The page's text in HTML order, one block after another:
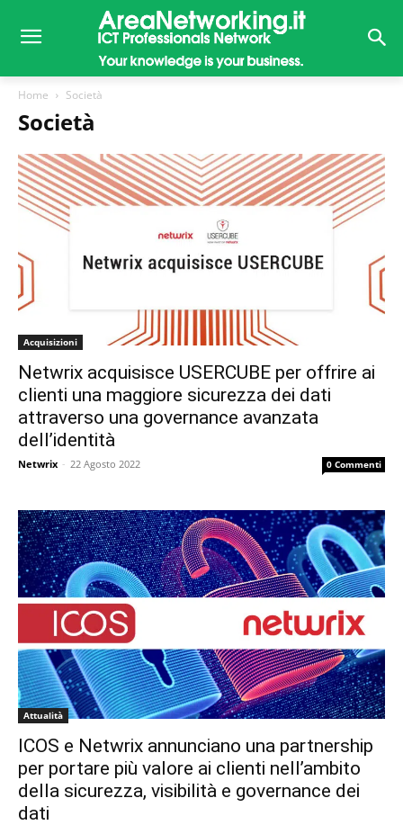
Home Società
Società
Acquisizioni
Netwrix acquisisce USERCUBE per offrire ai
clienti una maggiore sicurezza dei dati
attraverso una governance avanzata
dell’identità
Netwrix - 22 Agosto 2022 0 Commenti
Attualità
ICOS e Netwrix annunciano una partnership
per portare più valore ai clienti nell’ambito
della sicurezza, visibilità e governance dei
dati